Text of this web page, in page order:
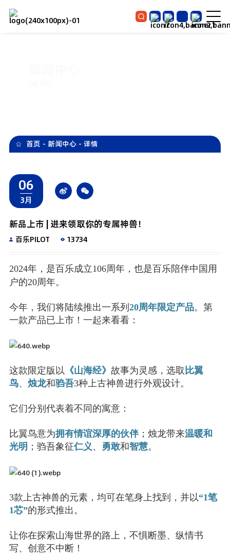
首页 - 新闻中心- 详情
06
3月
新品上市 | 进来领取你的专属神兽！
百乐PILOT 13734
2024年，是百乐成立106周年，也是百乐陪伴中国用
户的20周年。
今年，我们将陆续推出一系列 20周年限定产品。第
一款产品已上市！一起来看看：
这款限定版以 《山海经》 故事为灵感，选取 比翼
鸟、 烛龙和驺吾3种上古神兽进行外观设计。
它们分别代表着不同的寓意：
比翼鸟意为拥有情谊深厚的伙伴；烛龙带来温暖和
光明 ；驺吾象征仁义、 勇敢和智慧。
3款上古神兽的元素，均可在笔身上找到，并以“1笔
1芯”的形式推出。
让你在探索山海世界的路上，不惧断墨、纵情书
写、创意不中断！